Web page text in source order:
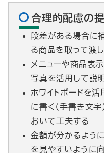
合理的配慮の
段差がある場合に
る商品を取って渡
メニューや商品表
写真を活用して説
ホワイトボードを
に書く（手書き文字
おいて工夫する
金額が分かるよう
を見やすいように